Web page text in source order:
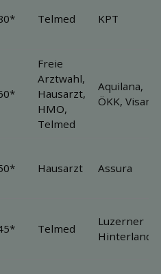
Telmed KPT
Freie
Arztwahl,
Hausarzt,
HMO,
Telmed
Aquilana,
ÖKK, Visana
Hausarzt Assura
Telmed
Luzerner
Hinterland